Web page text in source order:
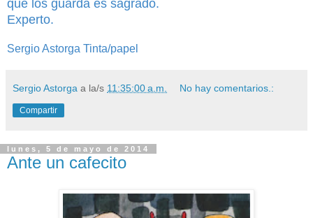
que los guarda es sagrado.
Experto.
Sergio Astorga Tinta/papel
Sergio Astorga a la/s 11:35:00 a.m. No hay comentarios.:
Compartir
lunes, 5 de mayo de 2014
Ante un cafecito